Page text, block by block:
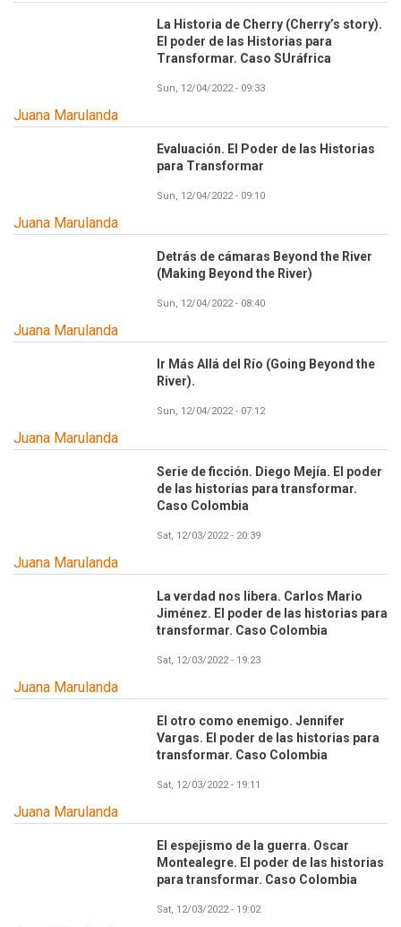
La Historia de Cherry (Cherry’s story).
El poder de las Historias para
Transformar. Caso SUráfrica
Sun, 12/04/2022 - 09:33
Juana Marulanda
Evaluación. El Poder de las Historias
para Transformar
Sun, 12/04/2022 - 09:10
Juana Marulanda
Detrás de cámaras Beyond the River
(Making Beyond the River)
Sun, 12/04/2022 - 08:40
Juana Marulanda
Ir Más Allá del Río (Going Beyond the
River).
Sun, 12/04/2022 - 07:12
Juana Marulanda
Serie de ficción. Diego Mejía. El poder
de las historias para transformar.
Caso Colombia
Sat, 12/03/2022 - 20:39
Juana Marulanda
La verdad nos libera. Carlos Mario
Jiménez. El poder de las historias para
transformar. Caso Colombia
Sat, 12/03/2022 - 19:23
Juana Marulanda
El otro como enemigo. Jennifer
Vargas. El poder de las historias para
transformar. Caso Colombia
Sat, 12/03/2022 - 19:11
Juana Marulanda
El espejismo de la guerra. Oscar
Montealegre. El poder de las historias
para transformar. Caso Colombia
Sat, 12/03/2022 - 19:02